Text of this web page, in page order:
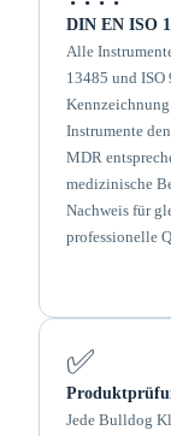
DIN EN ISO
Alle
13485 und
Instrumente
MDR
medizinische
Nachweis für
professionelle
✅
Jede Bulldog